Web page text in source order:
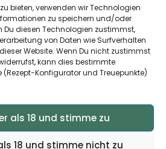
bieten, verwenden wir Technologien
zu speichern und/oder
Du diesen Technologien zustimmst,
von Daten wie Surfverhalten
Website. Wenn Du nicht zustimmst
kann dies bestimmte
(Rezept-Konfigurator und Treuepunkte)
als 18 und stimme zu
18 und stimme nicht zu
Unser OneStop-Service stellt
Angebot dar, sondern dient
Zahlungsabwicklung. Die
hat keinerlei Einfluss auf die
oder die Wahl der
Apotheken sind rechtlich
den gesetzlichen
(MCOS GmbH) - Alle Rechte